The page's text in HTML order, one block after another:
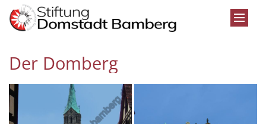
Zum Inhalt springen
Der Domberg